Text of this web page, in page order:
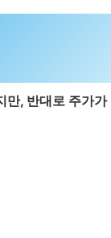
, 반대로 주가